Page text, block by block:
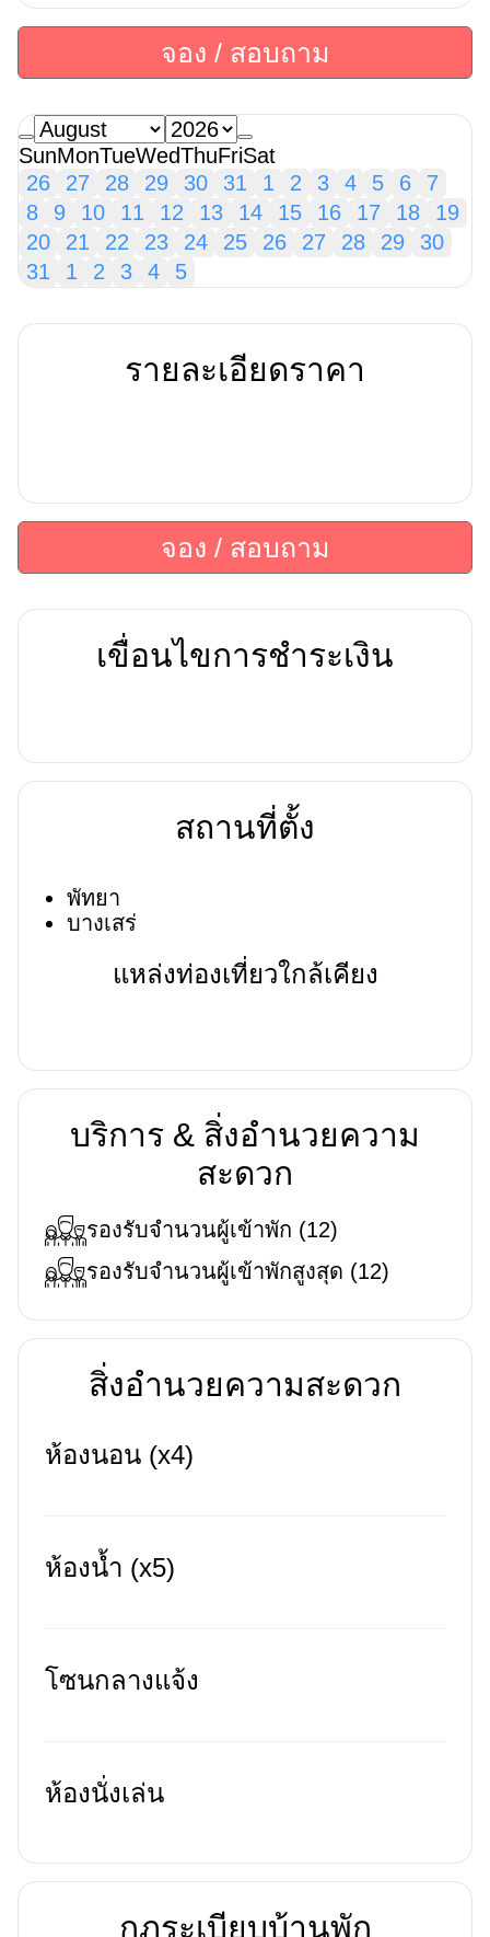
จอง / สอบถาม
SunMonTueWedThuFriSat
26
27 28 29 30 31 1 2 3 4 5 6
7
8
9 10 11 12 13 14 15 16 17 18
19
20
21 22 23 24 25 26 27 28 29
30
31
1 2 3 4 5
รายละเอียดราคา
จอง / สอบถาม
เขื่อนไขการชำระเงิน
สถานที่ตั้ง
พัทยา
บางเสร่
แหล่งท่องเที่ยวใกล้เคียง
บริการ & สิ่งอำนวยความ
สะดวก
รองรับจำนวนผู้เข้าพัก (12)
รองรับจำนวนผู้เข้าพักสูงสุด (12)
สิ่งอำนวยความสะดวก
ห้องนอน (x4)
ห้องน้ำ (x5)
โซนกลางแจ้ง
ห้องนั่งเล่น
กฏระเบียบบ้านพัก